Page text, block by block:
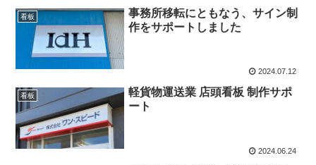
看板
事務所移転にともなう、サイン制
作をサポートしました
2024.07.12
看板
軽貨物運送業 店頭看板 制作サポ
ート
2024.06.24